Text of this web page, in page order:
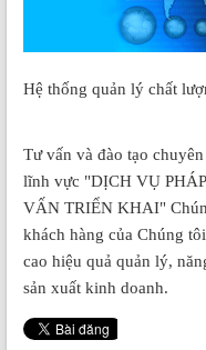
Hệ thống quản lý chất
Tư vấn và đào tạo
lĩnh vực "DỊCH VỤ
VẤN TRIỂN KHAI"
khách hàng của Chúng
cao hiệu quả quản lý,
sản xuất kinh doanh.